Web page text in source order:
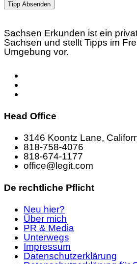
Tipp Absenden
Sachsen Erkunden ist ein
Sachsen und stellt Tipps im
Umgebung vor.
Head Office
3146 Koontz Lane,
818-758-4076
818-674-1177
office@legit.com
De rechtliche Pflicht
Neu hier?
Über mich
PR & Media
Unterwegs
Impressum
Datenschutzerklärung